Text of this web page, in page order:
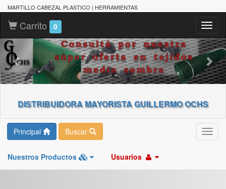
MARTILLO CABEZAL PLASTICO | HERRAMIENTAS
Carrito 0
DISTRIBUIDORA MAYORISTA GUILLERMO OCHS
Principal Buscar
Nuestros Productos Usuarios